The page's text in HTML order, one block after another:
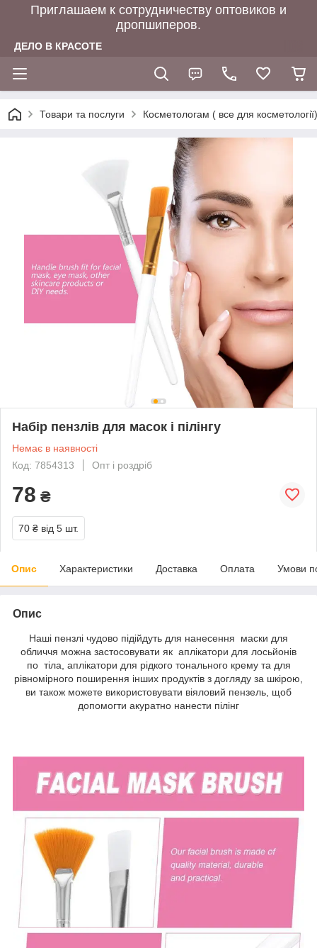
Приглашаем к сотрудничеству оптовиков и
дропшиперов.
ДЕЛО В КРАСОТЕ
Товари та послуги Косметологам ( все для косметології)
Набір пензлів для масок і пілінгу
Немає в наявності
Код: 7854313
Опт і роздріб
78 ₴
70 ₴ від 5 шт.
Опис Характеристики Доставка Оплата Умови
Опис
Наші пензлі чудово підійдуть для нанесення маски для
обличчя можна застосовувати як аплікатори для лосьйонів
по тіла, аплікатори для рідкого тонального крему та для
рівномірного поширення інших продуктів з догляду за шкірою,
ви також можете використовувати віяловий пензель, щоб
допомогти акуратно нанести пілінг